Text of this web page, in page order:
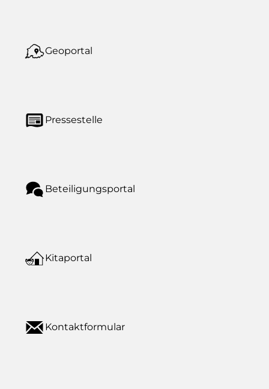
Geoportal
Pressestelle
Beteiligungsportal
Kitaportal
Kontaktformular